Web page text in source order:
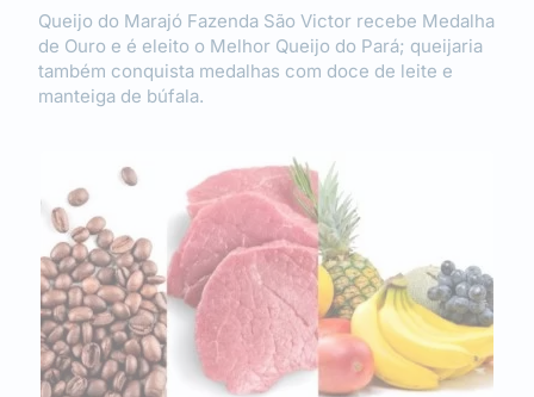
Queijo do Marajó Fazenda São Victor recebe Medalha
de Ouro e é eleito o Melhor Queijo do Pará; queijaria
também conquista medalhas com doce de leite e
manteiga de búfala.